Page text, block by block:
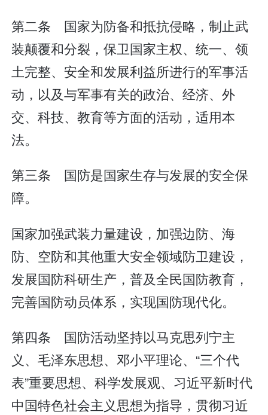
第二条 国家为防备和抵抗侵略，制止武
装颠覆和分裂，保卫国家主权、统一、领
土完整、安全和发展利益所进行的军事活
动，以及与军事有关的政治、经济、外
交、科技、教育等方面的活动，适用本
法。
第三条 国防是国家生存与发展的安全保
障。
国家加强武装力量建设，加强边防、海
防、空防和其他重大安全领域防卫建设，
发展国防科研生产，普及全民国防教育，
完善国防动员体系，实现国防现代化。
第四条 国防活动坚持以马克思列宁主
义、毛泽东思想、邓小平理论、“三个代
表”重要思想、科学发展观、习近平新时代
中国特色社会主义思想为指导，贯彻习近